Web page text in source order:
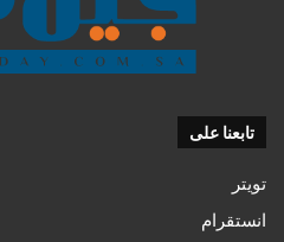
تابعنا على
تويتر
انستقرام